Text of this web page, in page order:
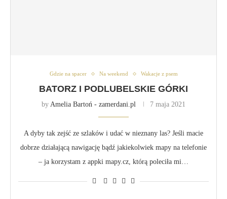
Gdzie na spacer Na weekend Wakacje z psem
BATORZ I PODLUBELSKIE GÓRKI
by Amelia Bartoń - zamerdani.pl 7 maja 2021
A dyby tak zejść ze szlaków i udać w nieznany las? Jeśli macie
dobrze działającą nawigację bądź jakiekolwiek mapy na telefonie
– ja korzystam z appki mapy.cz, którą poleciła mi…